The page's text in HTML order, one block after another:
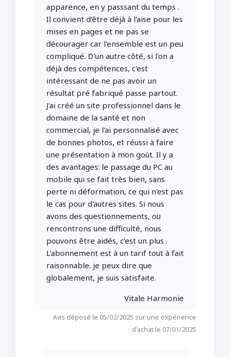
apparence, en y passsant du temps .
Il convient d'être déjà à l'aise pour les
mises en pages et ne pas se
décourager car l'ensemble est un peu
compliqué. D'un autre côté, si l'on a
déjà des compétences, c'est
intéressant de ne pas avoir un
résultat pré fabriqué passe partout.
J'ai créé un site professionnel dans le
domaine de la santé et non
commercial, je l'ai personnalisé avec
de bonnes photos, et réussi à faire
une présentation à mon goùt. Il y a
des avantages: le passage du PC au
mobile qui se fait très bien, sans
perte ni déformation, ce qui n'est pas
le cas pour d'autres sites. Si nous
avons des questionnements, ou
rencontrons une difficulté, nous
pouvons être aidés, c'est un plus .
L'abonnement est à un tarif tout à fait
raisonnable. je peux dire que
globalement, je suis satisfaite.
Vitale Harmonie
Avis déposé le 05/02/2025 sur une expérience
d'achat le 07/01/2025